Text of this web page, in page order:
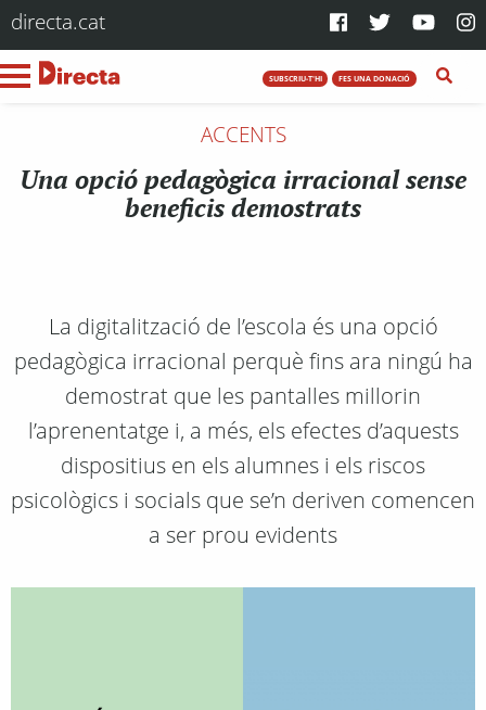
directa.cat
SUBSCRIU-T'HI FES UNA DONACIÓ
ACCENTS
Una opció pedagògica irracional sense
beneficis demostrats
La digitalització de l’escola és una opció
pedagògica irracional perquè fins ara ningú ha
demostrat que les pantalles millorin
l’aprenentatge i, a més, els efectes d’aquests
dispositius en els alumnes i els riscos
psicològics i socials que se’n deriven comencen
a ser prou evidents